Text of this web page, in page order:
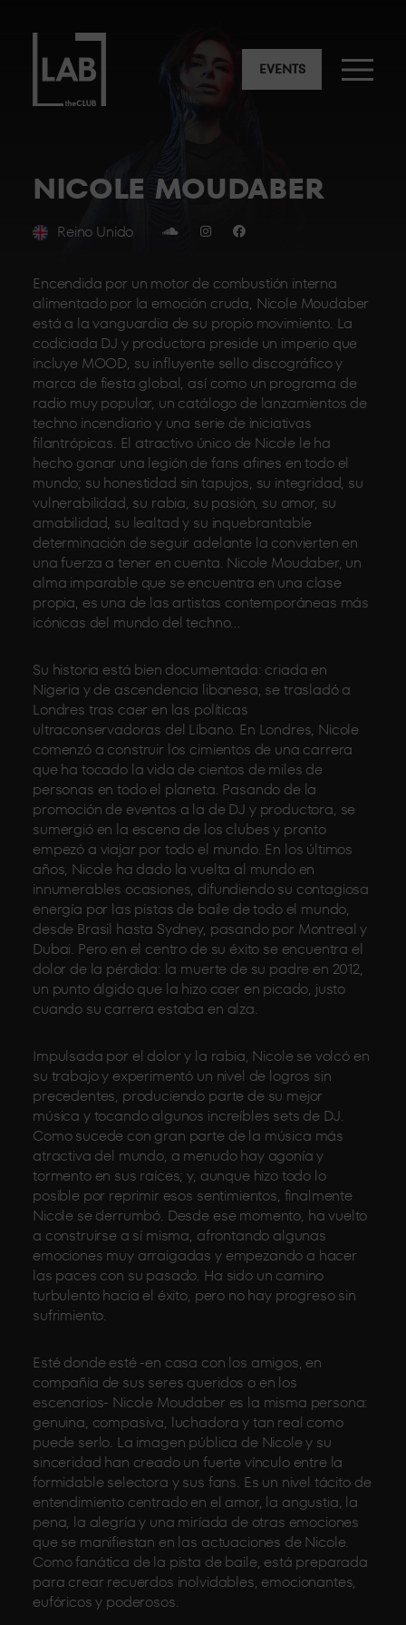
EVENTS
NICOLE MOUDABER
Reino Unido
Encendida por un motor de combustión interna
alimentado por la emoción cruda, Nicole Moudaber
está a la vanguardia de su propio movimiento. La
codiciada DJ y productora preside un imperio que
incluye MOOD, su influyente sello discográfico y
marca de fiesta global, así como un programa de
radio muy popular, un catálogo de lanzamientos de
techno incendiario y una serie de iniciativas
filantrópicas. El atractivo único de Nicole le ha
hecho ganar una legión de fans afines en todo el
mundo; su honestidad sin tapujos, su integridad, su
vulnerabilidad, su rabia, su pasión, su amor, su
amabilidad, su lealtad y su inquebrantable
determinación de seguir adelante la convierten en
una fuerza a tener en cuenta. Nicole Moudaber, un
alma imparable que se encuentra en una clase
propia, es una de las artistas contemporáneas más
icónicas del mundo del techno…
Su historia está bien documentada: criada en
Nigeria y de ascendencia libanesa, se trasladó a
Londres tras caer en las políticas
ultraconservadoras del Líbano. En Londres, Nicole
comenzó a construir los cimientos de una carrera
que ha tocado la vida de cientos de miles de
personas en todo el planeta. Pasando de la
promoción de eventos a la de DJ y productora, se
sumergió en la escena de los clubes y pronto
empezó a viajar por todo el mundo. En los últimos
años, Nicole ha dado la vuelta al mundo en
innumerables ocasiones, difundiendo su contagiosa
energía por las pistas de baile de todo el mundo,
desde Brasil hasta Sydney, pasando por Montreal y
Dubai. Pero en el centro de su éxito se encuentra el
dolor de la pérdida: la muerte de su padre en 2012,
un punto álgido que la hizo caer en picado, justo
cuando su carrera estaba en alza.
Impulsada por el dolor y la rabia, Nicole se volcó en
su trabajo y experimentó un nivel de logros sin
precedentes, produciendo parte de su mejor
música y tocando algunos increíbles sets de DJ.
Como sucede con gran parte de la música más
atractiva del mundo, a menudo hay agonía y
tormento en sus raíces; y, aunque hizo todo lo
posible por reprimir esos sentimientos, finalmente
Nicole se derrumbó. Desde ese momento, ha vuelto
a construirse a sí misma, afrontando algunas
emociones muy arraigadas y empezando a hacer
las paces con su pasado. Ha sido un camino
turbulento hacia el éxito, pero no hay progreso sin
sufrimiento.
Esté donde esté -en casa con los amigos, en
compañía de sus seres queridos o en los
escenarios- Nicole Moudaber es la misma persona:
genuina, compasiva, luchadora y tan real como
puede serlo. La imagen pública de Nicole y su
sinceridad han creado un fuerte vínculo entre la
formidable selectora y sus fans. Es un nivel tácito de
entendimiento centrado en el amor, la angustia, la
pena, la alegría y una miríada de otras emociones
que se manifiestan en las actuaciones de Nicole.
Como fanática de la pista de baile, está preparada
para crear recuerdos inolvidables, emocionantes,
eufóricos y poderosos.